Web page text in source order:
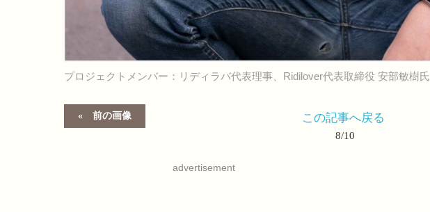
プロジェクトメンバー：リディラバ代表理事、Ridilover代表取締役 安部敏樹氏
前の画像 この記事へ戻る
8/10
advertisement